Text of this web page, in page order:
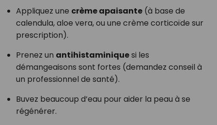
Appliquez une crème apaisante(à base de
calendula, aloe vera, ou une crème corticoïde sur
prescription).
Prenez un antihistaminiquesi les
démangeaisons sont fortes (demandez conseil à
un professionnel de santé).
Buvez beaucoup d’eau pour aider la peau à se
régénérer.